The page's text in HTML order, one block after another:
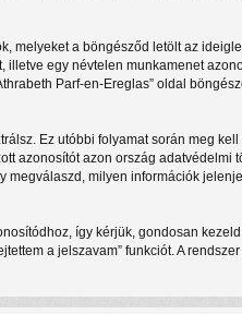
melyeket a böngésződ letölt az
egy névtelen munkamenet
Parf-en-Ereglas” oldal
Ez utóbbi folyamat során meg
azonosítót azon ország
milyen információk
így kérjük, gondosan
a jelszavam” funkciót. A